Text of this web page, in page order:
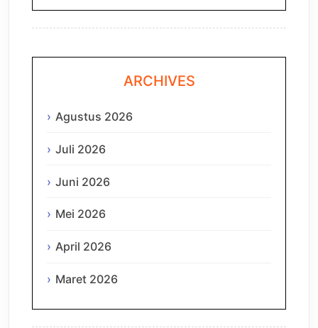
ARCHIVES
Agustus 2026
Juli 2026
Juni 2026
Mei 2026
April 2026
Maret 2026